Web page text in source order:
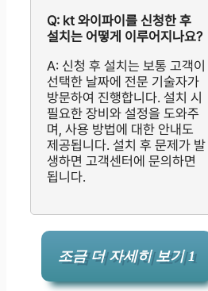
Q: kt 와이파이를 신청한 후
설치는 어떻게 이루어지나요?
A: 신청 후 설치는 보통 고객이
선택한 날짜에 전문 기술자가
방문하여 진행합니다. 설치 시
필요한 장비와 설정을 도와주
며, 사용 방법에 대한 안내도
제공됩니다. 설치 후 문제가 발
생하면 고객센터에 문의하면
됩니다.
조금 더 자세히 보기 1